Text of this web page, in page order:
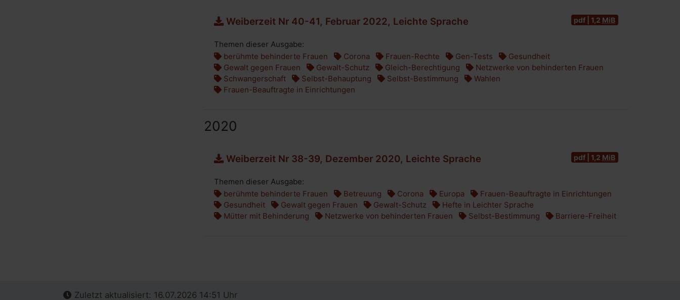
Weiberzeit Nr 40-41, Februar 2022, Leichte Sprache pdf | 1,2 MiB
Themen dieser Ausgabe:
berühmte behinderte Frauen
Corona Frauen-Rechte Gen-Tests
Gesundheit
Gewalt gegen Frauen
Gewalt-Schutz Gleich-Berechtigung
Netzwerke von behinderten Frauen
Schwangerschaft
Selbst-Behauptung Selbst-Bestimmung
Wahlen
Frauen-Beauftragte in Einrichtungen
2020
Weiberzeit Nr 38-39, Dezember 2020, Leichte Sprache pdf | 1,2 MiB
Themen dieser Ausgabe:
berühmte behinderte Frauen
Betreuung Corona Europa
Frauen-Beauftragte in Einrichtungen
Gesundheit
Gewalt gegen Frauen Gewalt-Schutz
Hefte in Leichter Sprache
Mütter mit Behinderung
Netzwerke von behinderten Frauen Selbst-Bestimmung Barriere-Freiheit
Zuletzt aktualisiert: 16.07.2026 14:51 Uhr